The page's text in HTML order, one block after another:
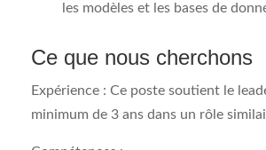
les modèles et les bases de
Ce que nous cherchons
Expérience :​ Ce poste soutient le
minimum de 3 ans dans un rôle